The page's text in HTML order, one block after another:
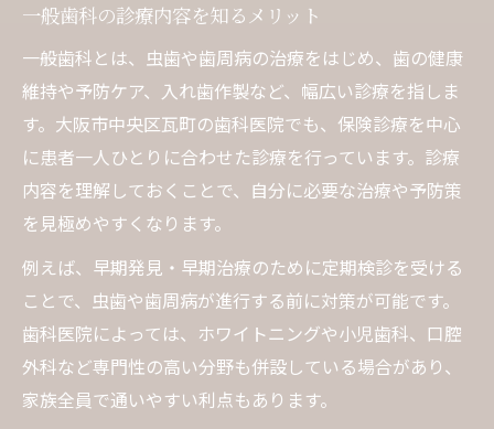
怖がりな方も安心の歯医者選びのコツ
麻酔法の違いと歯医者選びのポイント
歯医者の丁寧な説明が不安を軽減する
子どもの歯医者嫌い克服のヒント紹介
歯医者嫌いを防ぐための親の働きかけ
子どもが安心できる歯医者の工夫とは
楽しく通える歯医者選びのポイント
小児対応が充実した歯医者の特徴
子ども向け歯医者の雰囲気作りの秘訣
一般歯科の診療内容を知るメリット
一般歯科とは、虫歯や歯周病の治療をはじめ、歯の健康
維持や予防ケア、入れ歯作製など、幅広い診療を指しま
す。大阪市中央区瓦町の歯科医院でも、保険診療を中心
に患者一人ひとりに合わせた診療を行っています。診療
内容を理解しておくことで、自分に必要な治療や予防策
を見極めやすくなります。
例えば、早期発見・早期治療のために定期検診を受ける
ことで、虫歯や歯周病が進行する前に対策が可能です。
歯科医院によっては、ホワイトニングや小児歯科、口腔
外科など専門性の高い分野も併設している場合があり、
家族全員で通いやすい利点もあります。